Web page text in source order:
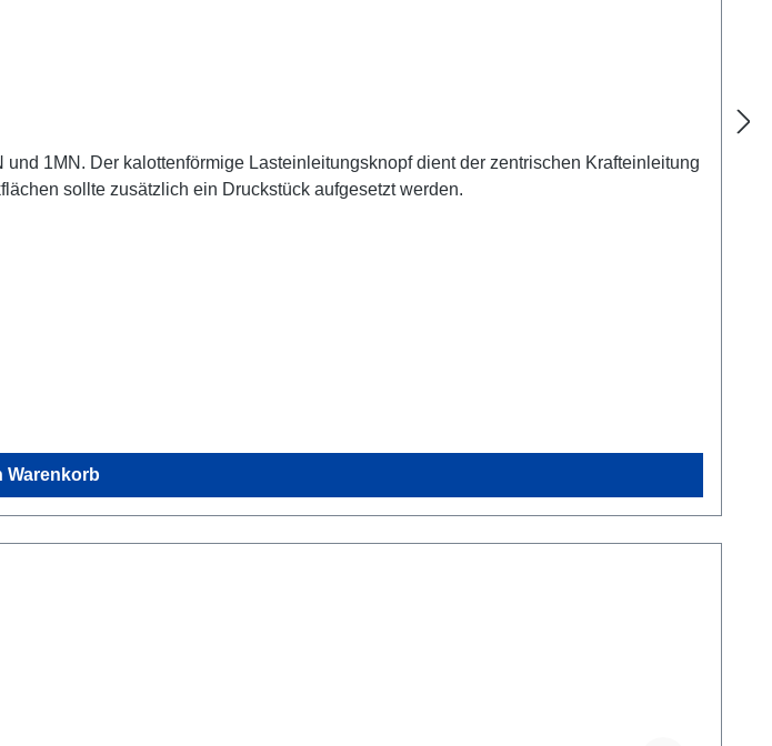
1MN. Der kalottenförmige Lasteinleitungsknopf dient der zentrischen Krafteinleitung
sollte zusätzlich ein Druckstück aufgesetzt werden.
Warenkorb